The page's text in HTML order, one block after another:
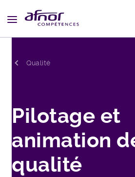
Qualité
Pilotage et
animation
qualité